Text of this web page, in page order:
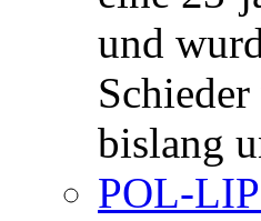
und
bislang
POL-